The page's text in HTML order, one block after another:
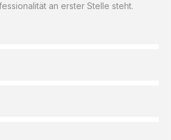
an erster Stelle steht.